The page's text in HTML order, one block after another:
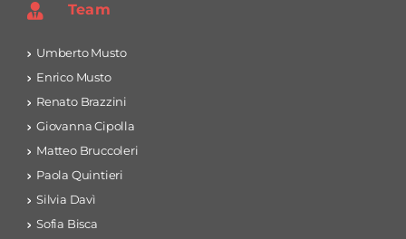
Team
Umberto Musto
Enrico Musto
Renato Brazzini
Giovanna Cipolla
Matteo Bruccoleri
Paola Quintieri
Silvia Davì
Sofia Bisca